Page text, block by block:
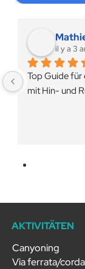
il y a 3
Top Guide für
mit Hin- und
AKTIVITÄTEN
Canyoning
Via ferrata/